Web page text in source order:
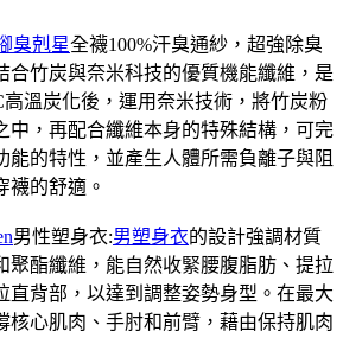
臭剋星全襪100%汗臭通紗，超強除臭
合竹炭與奈米科技的優質機能纖維，是
高溫炭化後，運用奈米技術，將竹炭粉
中，再配合纖維本身的特殊結構，可完
能的特性，並產生人體所需負離子與阻
襪的舒適。
男性塑身衣:男塑身衣的設計強調材質
聚酯纖維，能自然收緊腰腹脂肪、提拉
直背部，以達到調整姿勢身型。在最大
核心肌肉、手肘和前臂，藉由保持肌肉